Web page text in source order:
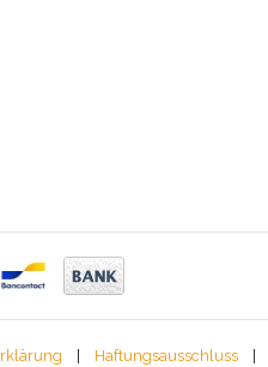
Haftungsausschluss